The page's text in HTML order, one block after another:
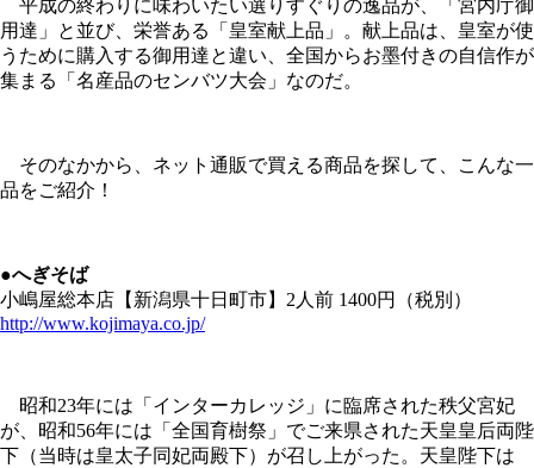
平成の終わりに味わいたい選りすぐりの逸品が、「宮内庁御
用達」と並び、栄誉ある「皇室献上品」。献上品は、皇室が使
うために購入する御用達と違い、全国からお墨付きの自信作が
集まる「名産品のセンバツ大会」なのだ。
そのなかから、ネット通販で買える商品を探して、こんな一
品をご紹介！
●へぎそば
小嶋屋総本店【新潟県十日町市】2人前 1400円（税別）
http://www.kojimaya.co.jp/
昭和23年には「インターカレッジ」に臨席された秩父宮妃
が、昭和56年には「全国育樹祭」でご来県された天皇皇后両陛
下（当時は皇太子同妃両殿下）が召し上がった。天皇陛下は